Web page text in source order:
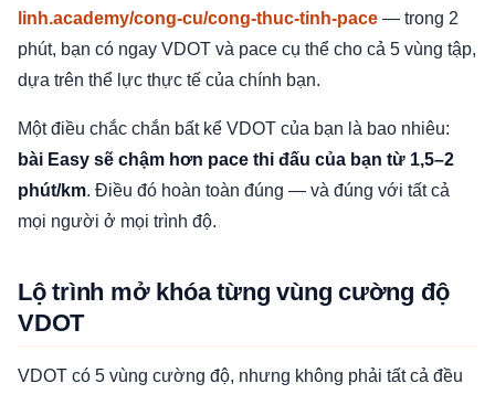
linh.academy/cong-cu/cong-thuc-tinh-pace — trong 2
phút, bạn có ngay VDOT và pace cụ thể cho cả 5 vùng tập,
dựa trên thể lực thực tế của chính bạn.
Một điều chắc chắn bất kể VDOT của bạn là bao nhiêu:
bài Easy sẽ chậm hơn pace thi đấu của bạn từ 1,5–2
phút/km. Điều đó hoàn toàn đúng — và đúng với tất cả
mọi người ở mọi trình độ.
Lộ trình mở khóa từng vùng cường độ
VDOT
VDOT có 5 vùng cường độ, nhưng không phải tất cả đều